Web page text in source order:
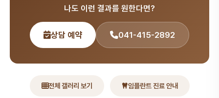
나도 이런 결과를 원한다면?
상담 예약 041-415-2892
전체 갤러리 보기 임플란트 진료 안내